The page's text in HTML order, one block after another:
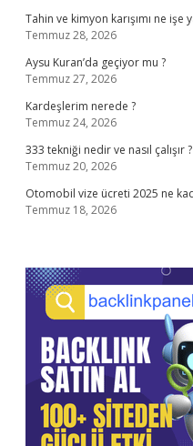
Tahin ve kimyon karışımı ne işe
Temmuz 28, 2026
Aysu Kuran’da geçiyor mu ?
Temmuz 27, 2026
Kardeşlerim nerede ?
Temmuz 24, 2026
333 tekniği nedir ve nasıl çalışır ?
Temmuz 20, 2026
Otomobil vize ücreti 2025 ne
Temmuz 18, 2026